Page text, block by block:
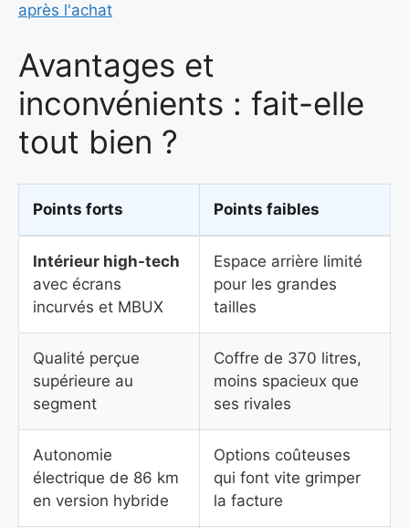
après l'achat
Avantages et
inconvénients : fait-elle
tout bien ?
Points forts Points faibles
Intérieur high-tech
avec écrans
incurvés et MBUX
Espace arrière limité
pour les grandes
tailles
Qualité perçue
supérieure au
segment
Coffre de 370 litres,
moins spacieux que
ses rivales
Autonomie
électrique de 86 km
en version hybride
Options coûteuses
qui font vite grimper
la facture